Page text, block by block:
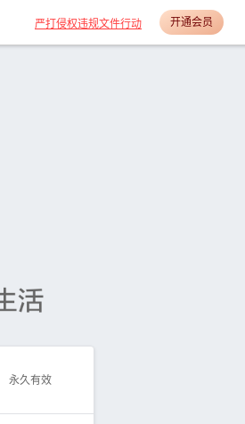
严打侵权违规文件行动 开通会员
永久有效